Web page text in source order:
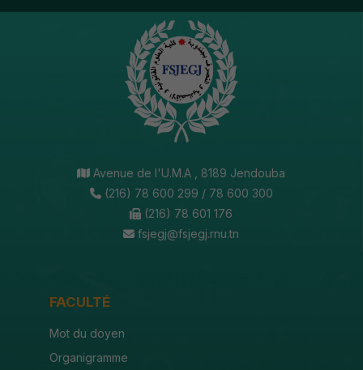
Avenue de l'U.M.A , 8189 Jendouba
(216) 78 600 299 / 78 600 300
(216) 78 601 176
fsjegj@fsjegj.rnu.tn
FACULTÉ
Mot du doyen
Organigramme